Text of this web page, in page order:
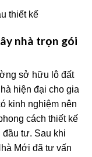
thiết kế
nhà trọn gói
sở hữu lô đất
hiện đại cho gia
kinh nghiệm nên
cách thiết kế
tư. Sau khi
Mới đã tư vấn